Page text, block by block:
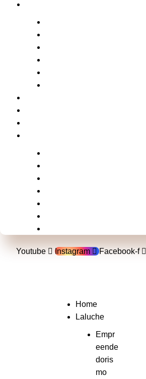
Youtube Instagram Facebook-f
Home
Laluche
Empr
eende
doris
mo